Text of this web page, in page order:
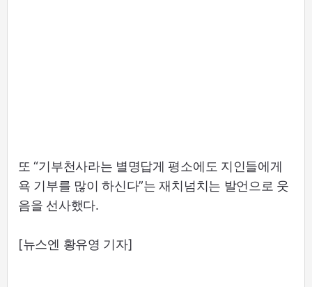
또 “기부천사라는 별명답게 평소에도 지인들에게
욕 기부를 많이 하신다”는 재치넘치는 발언으로 웃
음을 선사했다.
[뉴스엔 황유영 기자]